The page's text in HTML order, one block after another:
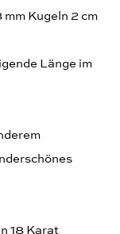
mm Kugeln 2 cm
Länge im
18 Karat